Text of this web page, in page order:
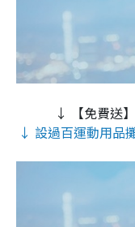
↓ 【免費送
↓ 設過百運動用品